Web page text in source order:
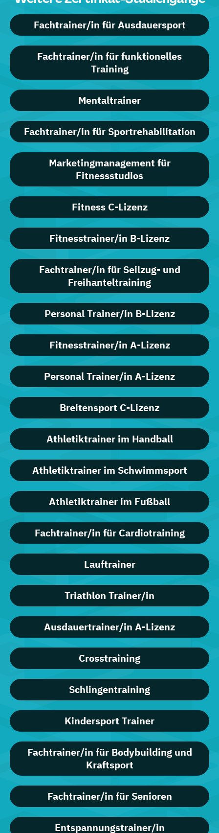
Fachtrainer/in für Ausdauersport
Fachtrainer/in für funktionelles
Training
Mentaltrainer
Fachtrainer/in für Sportrehabilitation
Marketingmanagement für
Fitnessstudios
Fitness C-Lizenz
Fitnesstrainer/in B-Lizenz
Fachtrainer/in für Seilzug- und
Freihanteltraining
Personal Trainer/in B-Lizenz
Fitnesstrainer/in A-Lizenz
Personal Trainer/in A-Lizenz
Breitensport C-Lizenz
Athletiktrainer im Handball
Athletiktrainer im Schwimmsport
Athletiktrainer im Fußball
Fachtrainer/in für Cardiotraining
Lauftrainer
Triathlon Trainer/in
Ausdauertrainer/in A-Lizenz
Crosstraining
Schlingentraining
Kindersport Trainer
Fachtrainer/in für Bodybuilding und
Kraftsport
Fachtrainer/in für Senioren
Entspannungstrainer/in